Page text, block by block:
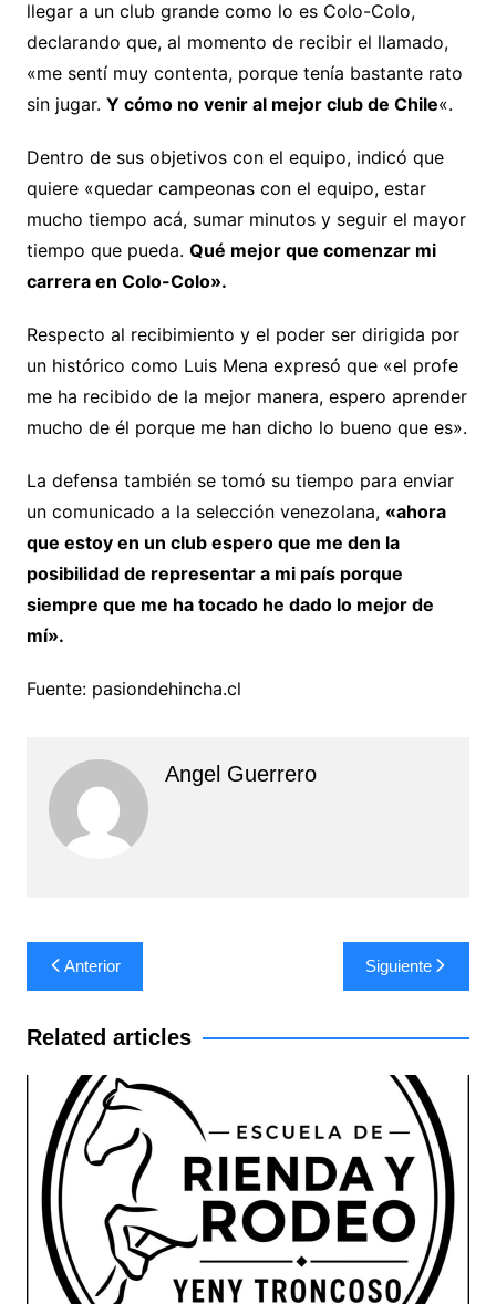
llegar a un club grande como lo es Colo-Colo,
declarando que, al momento de recibir el llamado,
«me sentí muy contenta, porque tenía bastante rato
sin jugar. Y cómo no venir al mejor club de Chile«.
Dentro de sus objetivos con el equipo, indicó que
quiere «quedar campeonas con el equipo, estar
mucho tiempo acá, sumar minutos y seguir el mayor
tiempo que pueda. Qué mejor que comenzar mi
carrera en Colo-Colo».
Respecto al recibimiento y el poder ser dirigida por
un histórico como Luis Mena expresó que «el profe
me ha recibido de la mejor manera, espero aprender
mucho de él porque me han dicho lo bueno que es».
La defensa también se tomó su tiempo para enviar
un comunicado a la selección venezolana, «ahora
que estoy en un club espero que me den la
posibilidad de representar a mi país porque
siempre que me ha tocado he dado lo mejor de
mí».
Fuente: pasiondehincha.cl
Angel Guerrero
Navegación
de
entradas
Anterior Siguiente
Related articles